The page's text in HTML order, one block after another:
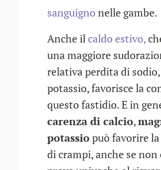
sanguignonelle gambe.
Anche ilcaldo estivo,
una maggiore
relativa perdita di
potassio, favorisce la
questo fastidio. E in
carenza di calcio,
potassiopuò favorire
di crampi, anche se non